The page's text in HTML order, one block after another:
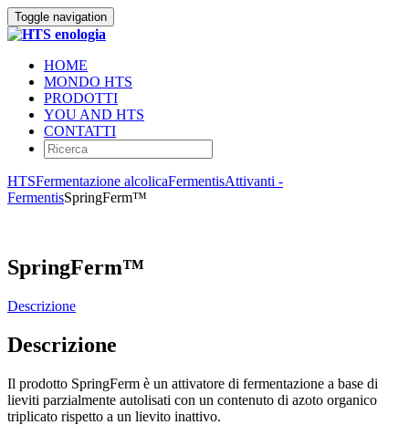
Toggle navigation
HOME
MONDO HTS
PRODOTTI
YOU AND HTS
CONTATTI
HTSFermentazione alcolicaFermentisAttivanti -
FermentisSpringFerm™
SpringFerm™
Descrizione
Descrizione
Il prodotto SpringFerm è un attivatore di fermentazione a base di
lieviti parzialmente autolisati con un contenuto di azoto organico
triplicato rispetto a un lievito inattivo.